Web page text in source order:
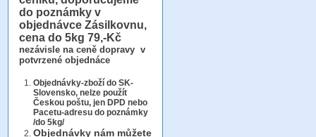
do poznámky v
objednávce Zásilkovnu,
cena do 5kg 79,-Kč
nezávisle na ceně dopravy v
potvrzené objednáce
Objednávky-zboží do SK-
Slovensko, nelze použít
Českou poštu, jen DPD nebo
Pacetu-adresu do poznámky
/do 5kg/
Objednávky nám můžete